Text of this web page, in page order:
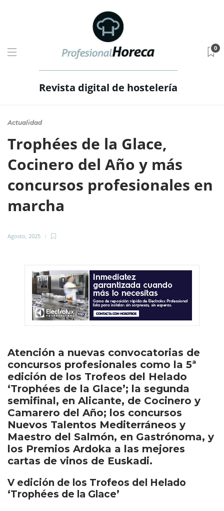
Revista digital de hostelería
0
Actualidad
Trophées de la Glace,
Cocinero del Año y más
concursos profesionales en
marcha
Agosto, 2025
Atención a nuevas convocatorias de
concursos profesionales como la 5ª
edición de los Trofeos del Helado
‘Trophées de la Glace’; la segunda
semifinal, en Alicante, de Cocinero y
Camarero del Año; los concursos
Nuevos Talentos Mediterráneos y
Maestro del Salmón, en Gastrónoma, y
los Premios Ardoka a las mejores
cartas de vinos de Euskadi.
V edición de los Trofeos del Helado
‘Trophées de la Glace’